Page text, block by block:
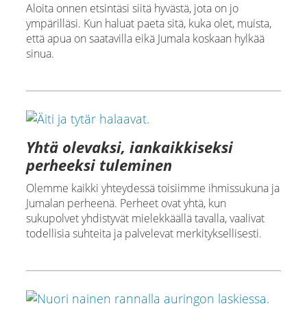
Aloita onnen etsintäsi siitä hyvästä, jota on jo
ympärilläsi. Kun haluat paeta sitä, kuka olet, muista,
että apua on saatavilla eikä Jumala koskaan hylkää
sinua.
Yhtä olevaksi, iankaikkiseksi
perheeksi tuleminen
Olemme kaikki yhteydessä toisiimme ihmissukuna ja
Jumalan perheenä. Perheet ovat yhtä, kun
sukupolvet yhdistyvät mielekkäällä tavalla, vaalivat
todellisia suhteita ja palvelevat merkityksellisesti.